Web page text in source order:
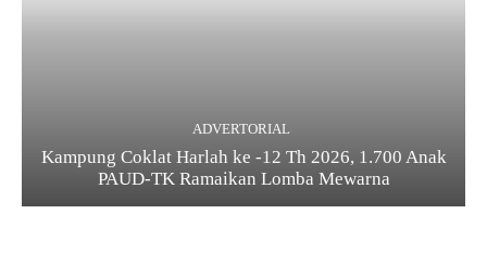
ADVERTORIAL
Kampung Coklat Harlah ke -12 Th 2026, 1.700 Anak
PAUD-TK Ramaikan Lomba Mewarna